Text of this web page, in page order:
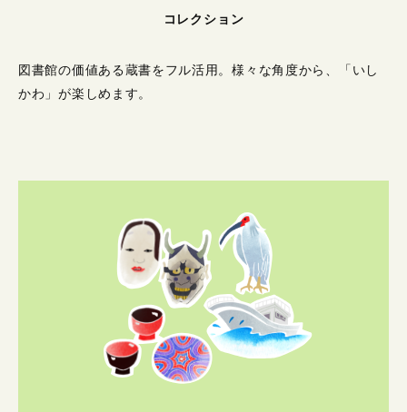
コレクション
図書館の価値ある蔵書をフル活用。様々な角度から、「いし
かわ」が楽しめます。